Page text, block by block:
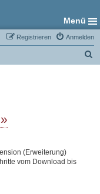
Menü
Anmelden
Registrieren
(Erweiterung)
vom Download bis